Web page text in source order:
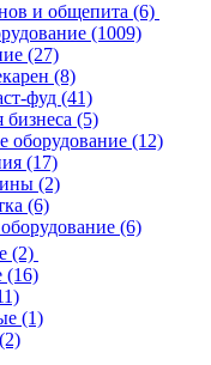
и общепита (6)
(1009)
(27)
(8)
фуд (41)
(5)
оборудование (12)
(17)
(2)
(6)
(6)
(2)
(16)
(1)